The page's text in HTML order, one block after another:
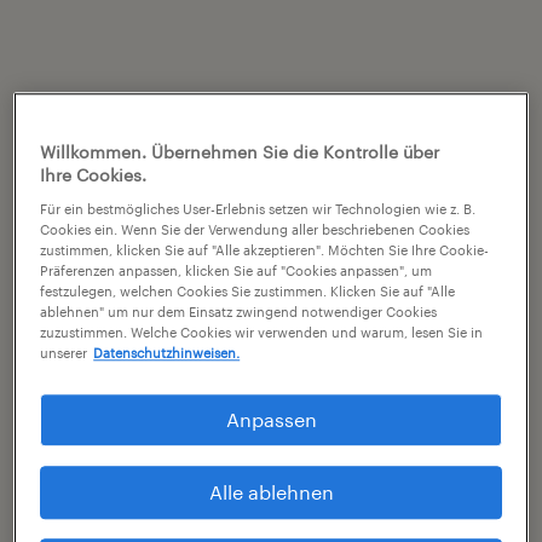
Willkommen. Übernehmen Sie die Kontrolle über
Ihre Cookies.
Für ein bestmögliches User-Erlebnis setzen wir Technologien wie z. B.
Cookies ein. Wenn Sie der Verwendung aller beschriebenen Cookies
zustimmen, klicken Sie auf "Alle akzeptieren". Möchten Sie Ihre Cookie-
Präferenzen anpassen, klicken Sie auf "Cookies anpassen", um
festzulegen, welchen Cookies Sie zustimmen. Klicken Sie auf "Alle
ablehnen" um nur dem Einsatz zwingend notwendiger Cookies
zuzustimmen. Welche Cookies wir verwenden und warum, lesen Sie in
unserer Datenschutzhinweisen.
Anpassen
Alle ablehnen